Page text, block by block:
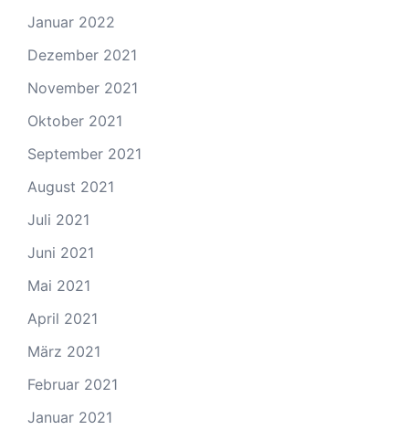
Januar 2022
Dezember 2021
November 2021
Oktober 2021
September 2021
August 2021
Juli 2021
Juni 2021
Mai 2021
April 2021
März 2021
Februar 2021
Januar 2021